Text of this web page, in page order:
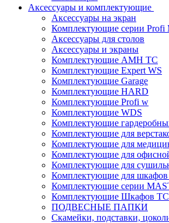
Аксессуары и комплектующие
Аксессуары на экран
Комплектующие серии Profi
Аксессуары для столов
Аксессуары и экраны
Комплектующие AMH TC
Комплектующие Expert WS
Комплектующие Garage
Комплектующие HARD
Комплектующие Profi w
Комплектующие WDS
Комплектующие
Комплектующие для
Комплектующие для
Комплектующие для
Комплектующие для
Комплектующие для
Комплектующие серии
Комплектующие Шкафов ТС
ПОДВЕСНЫЕ ПАПКИ
Скамейки, подставки,